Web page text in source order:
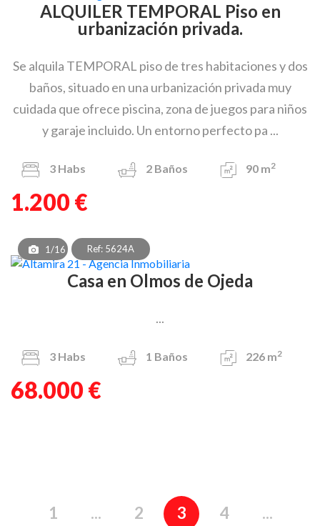
ALQUILER TEMPORAL Piso en
urbanización privada.
Se alquila TEMPORAL piso de tres habitaciones y dos
baños, situado en una urbanización privada muy
cuidada que ofrece piscina, zona de juegos para niños
y garaje incluido. Un entorno perfecto pa ...
3 Habs 2 Baños 90 m2
1.200 €
1/16 Ref: 5624A
Casa en Olmos de Ojeda
...
3 Habs 1 Baños 226 m2
68.000 €
1 ... 2 3 4
...